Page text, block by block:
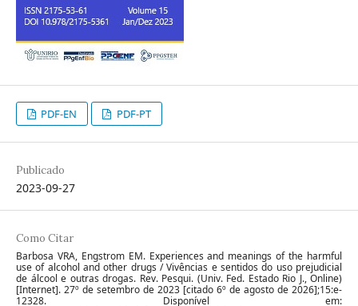
PDF-EN PDF-PT
Publicado
2023-09-27
Como Citar
Barbosa VRA, Engstrom EM. Experiences and meanings of the harmful
use of alcohol and other drugs / Vivências e sentidos do uso prejudicial
de álcool e outras drogas. Rev. Pesqui. (Univ. Fed. Estado Rio J., Online)
[Internet]. 27º de setembro de 2023 [citado 6º de agosto de 2026];15:e-
12328. Disponível em: